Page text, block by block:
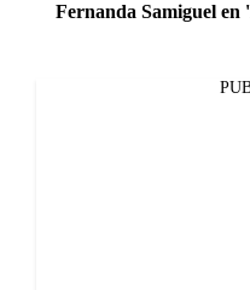
Fernanda Samiguel